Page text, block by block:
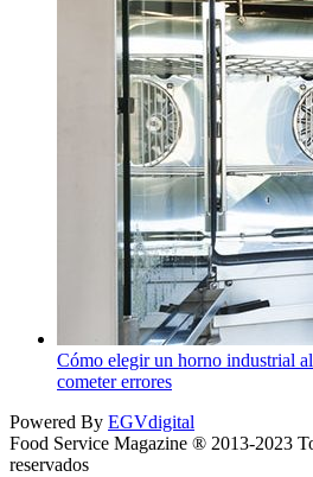
Cómo elegir un horno industrial
cometer errores
Powered By EGVdigital
Food Service Magazine ® 2013-2023
reservados